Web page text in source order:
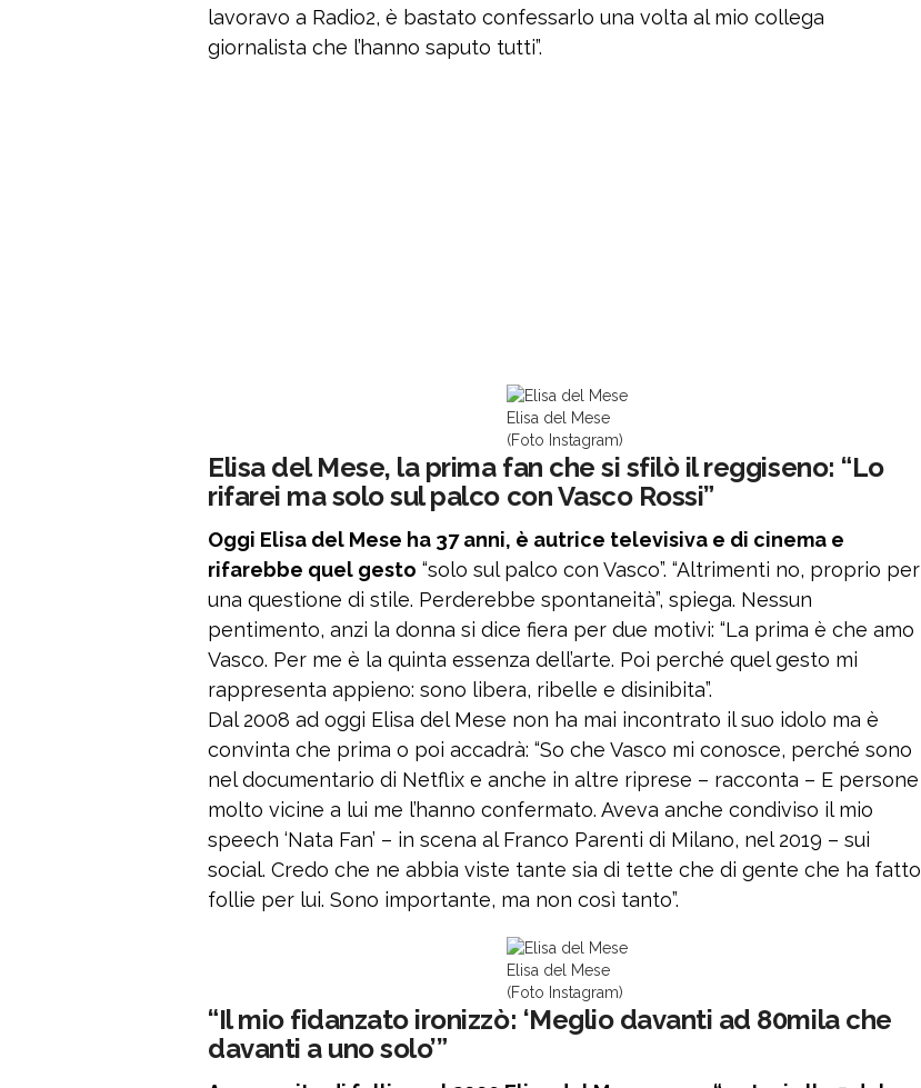
lavoravo a Radio2, è bastato confessarlo una volta al mio collega
giornalista che l’hanno saputo tutti”.
Elisa del Mese
(Foto Instagram)
Elisa del Mese, la prima fan che si sfilò il reggiseno: “Lo
rifarei ma solo sul palco con Vasco Rossi”
Oggi Elisa del Mese ha 37 anni, è autrice televisiva e di cinema e
rifarebbe quel gesto “solo sul palco con Vasco”. “Altrimenti no, proprio per
una questione di stile. Perderebbe spontaneità”, spiega. Nessun
pentimento, anzi la donna si dice fiera per due motivi: “La prima è che amo
Vasco. Per me è la quinta essenza dell’arte. Poi perché quel gesto mi
rappresenta appieno: sono libera, ribelle e disinibita”.
Dal 2008 ad oggi Elisa del Mese non ha mai incontrato il suo idolo ma è
convinta che prima o poi accadrà: “So che Vasco mi conosce, perché sono
nel documentario di Netflix e anche in altre riprese – racconta – E persone
molto vicine a lui me l’hanno confermato. Aveva anche condiviso il mio
speech ‘Nata Fan’ – in scena al Franco Parenti di Milano, nel 2019 – sui
social. Credo che ne abbia viste tante sia di tette che di gente che ha fatto
follie per lui. Sono importante, ma non così tanto”.
Elisa del Mese
(Foto Instagram)
“Il mio fidanzato ironizzò: ‘Meglio davanti ad 80mila che
davanti a uno solo’”